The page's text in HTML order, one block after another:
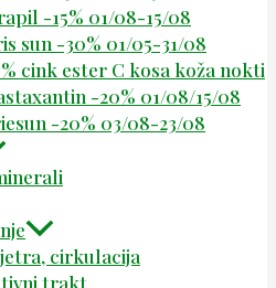
-15% 01/08-15/08
sun -30% 01/05-31/08
cink ester C kosa koža nokti
-20% 01/08/15/08
-20% 03/08-23/08
cirkulacija
trakt